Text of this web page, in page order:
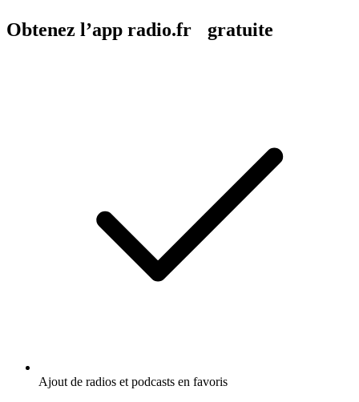
Obtenez l’app radio.fr gratuite
Ajout de radios et podcasts en favoris